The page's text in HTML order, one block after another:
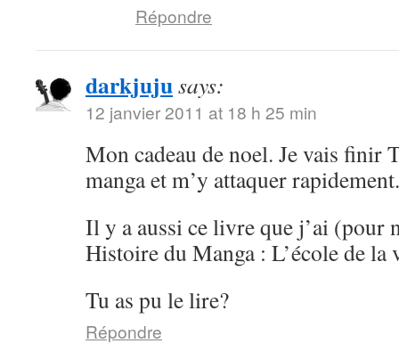
Répondre
darkjujusays:
12 janvier 2011 at 18 h 25 min
Mon cadeau de noel. Je vais finir
manga et m’y attaquer rapidement.
Il y a aussi ce livre que j’ai (pour
Histoire du Manga : L’école de la
Tu as pu le lire?
Répondre